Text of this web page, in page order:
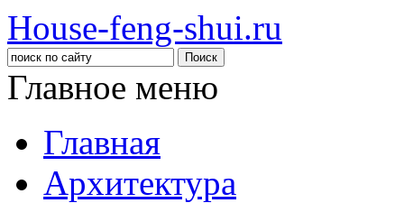
House-feng-shui.ru
Главное меню
Главная
Архитектура